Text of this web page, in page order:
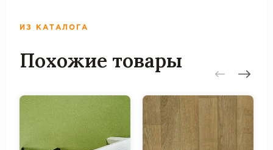
ИЗ КАТАЛОГА
Похожие товары